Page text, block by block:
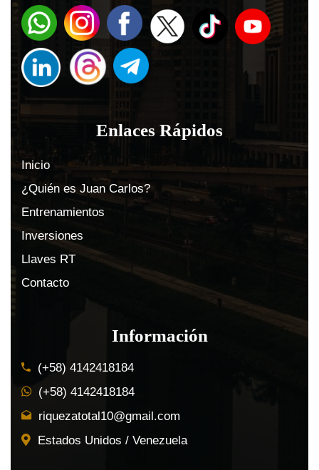
Enlaces Rápidos
Inicio
¿Quién es Juan Carlos?
Entrenamientos
Inversiones
Llaves RT
Contacto
Información
(+58) 4142418184
(+58) 4142418184
riquezatotal10@gmail.com
Estados Unidos / Venezuela